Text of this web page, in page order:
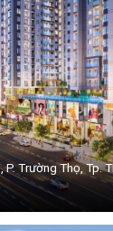
Trường Thọ, Tp.